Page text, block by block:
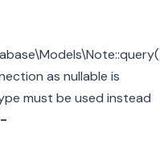
as nullable is
must be used instead